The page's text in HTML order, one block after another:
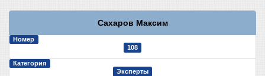
Сахаров Максим
Номер
108
Категория
Эксперты